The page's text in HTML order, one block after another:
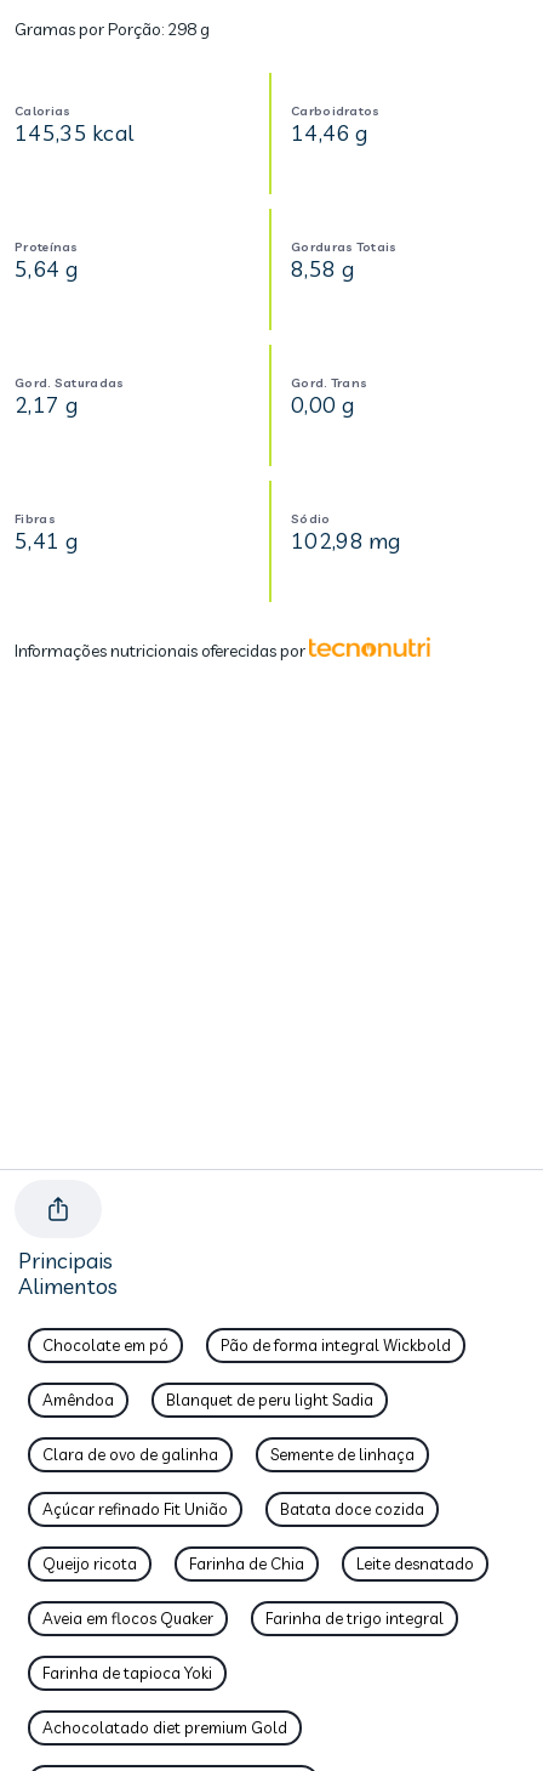
Gramas por Porção: 298 g
Calorias
145,35 kcal
Carboidratos
14,46 g
Proteínas
5,64 g
Gorduras Totais
8,58 g
Gord. Saturadas
2,17 g
Gord. Trans
0,00 g
Fibras
5,41 g
Sódio
102,98 mg
Informações nutricionais oferecidas por
Principais
Alimentos
Chocolate em pó Pão de forma integral Wickbold
Amêndoa Blanquet de peru light Sadia
Clara de ovo de galinha Semente de linhaça
Açúcar refinado Fit União Batata doce cozida
Queijo ricota Farinha de Chia Leite desnatado
Aveia em flocos Quaker Farinha de trigo integral
Farinha de tapioca Yoki
Achocolatado diet premium Gold